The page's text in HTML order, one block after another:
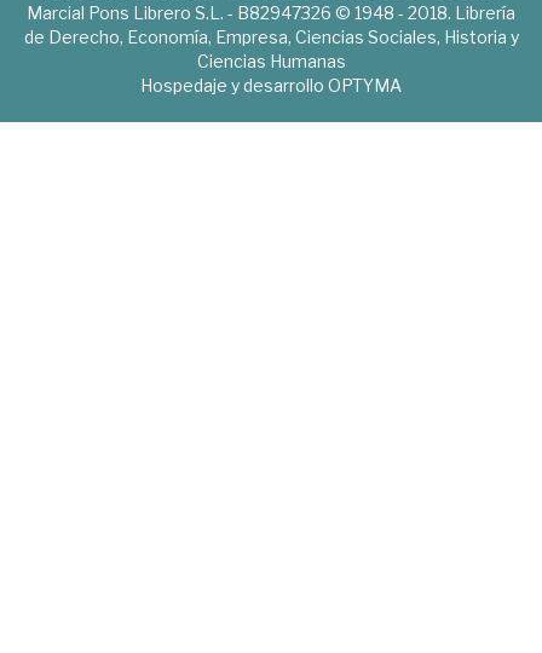
Marcial Pons Librero S.L. - B82947326 © 1948 - 2018. Librería
de Derecho, Economía, Empresa, Ciencias Sociales, Historia y
Ciencias Humanas
Hospedaje y desarrollo OPTYMA